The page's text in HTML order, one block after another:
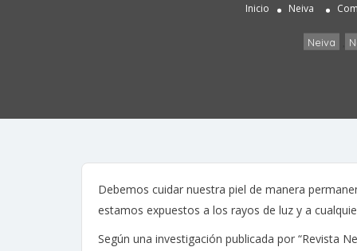
Inicio Neiva
Neiva
Debemos cuidar nuestra piel de manera
estamos expuestos a los rayos de luz y a
Según una investigación publicada por “Revista